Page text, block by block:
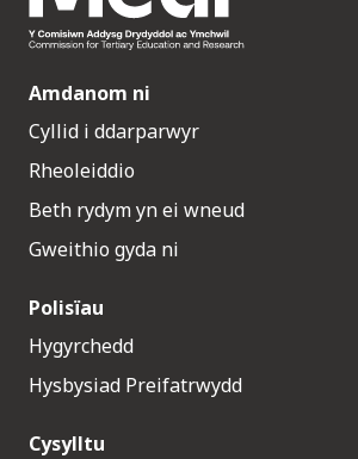
Amdanom ni
Cyllid i ddarparwyr
Rheoleiddio
Beth rydym yn ei wneud
Gweithio gyda ni
Polisïau
Hygyrchedd
Hysbysiad Preifatrwydd
Cysylltu